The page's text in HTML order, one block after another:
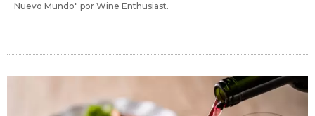
Nuevo Mundo" por Wine Enthusiast.